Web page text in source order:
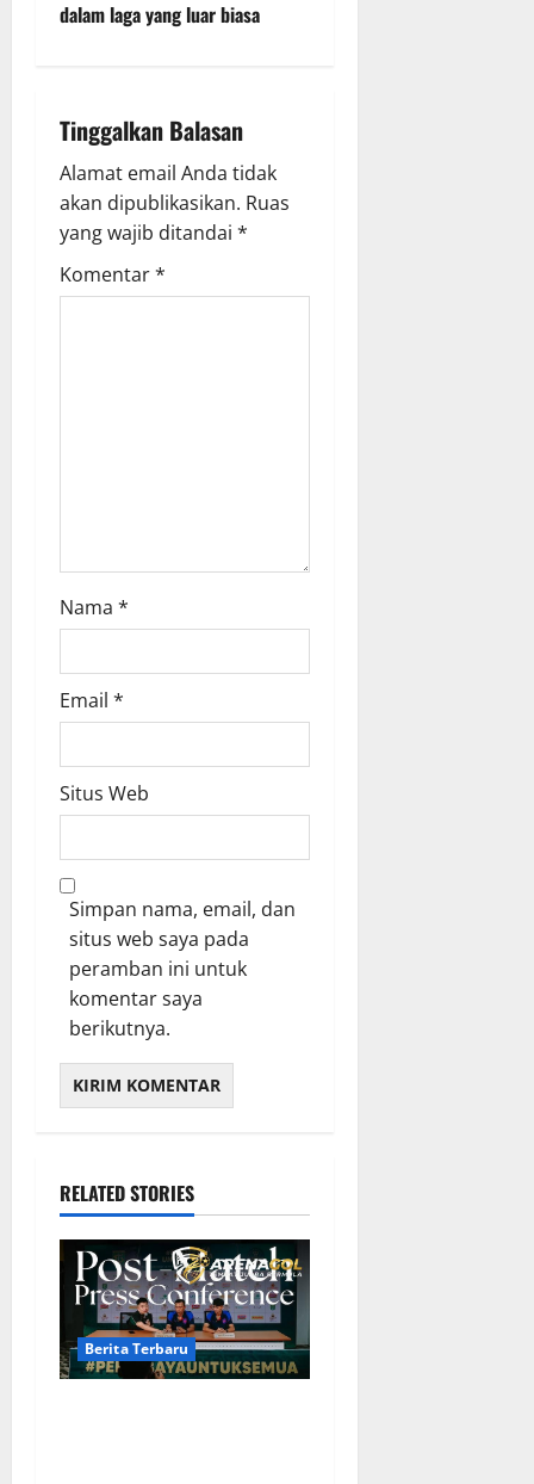
g
a
t
i
dalam laga yang luar biasa
Tinggalkan Balasan
Alamat email Anda tidak
akan dipublikasikan. Ruas
yang wajib ditandai *
Komentar*
Nama *
Email *
Situs Web
Simpan nama, email, dan
situs web saya pada
peramban ini untuk
komentar saya
berikutnya.
RELATED STORIES
Berita Terbaru